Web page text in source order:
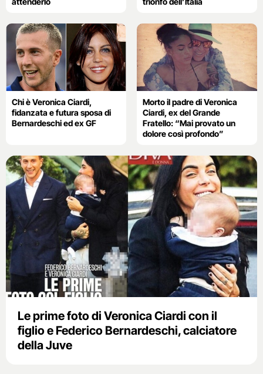
Chi è Veronica Ciardi,
fidanzata e futura sposa di
Bernardeschi ed ex GF
Morto il padre di Veronica
Ciardi, ex del Grande
Fratello: “Mai provato un
dolore così profondo”
Le prime foto di Veronica Ciardi con il
figlio e Federico Bernardeschi, calciatore
della Juve